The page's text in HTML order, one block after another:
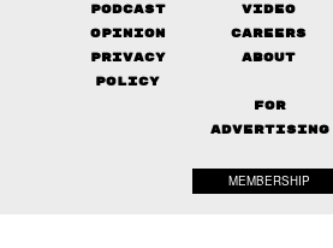
Podcast
Video
Opinion
Careers
Privacy
Policy
About
FOR
ADVERTISING
MEMBERSHIP